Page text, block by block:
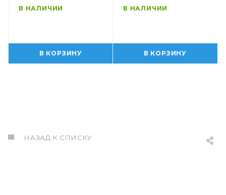
В НАЛИЧИИ
В КОРЗИНУ
В НАЛИЧИИ
В КОРЗИНУ
НАЗАД К СПИСКУ